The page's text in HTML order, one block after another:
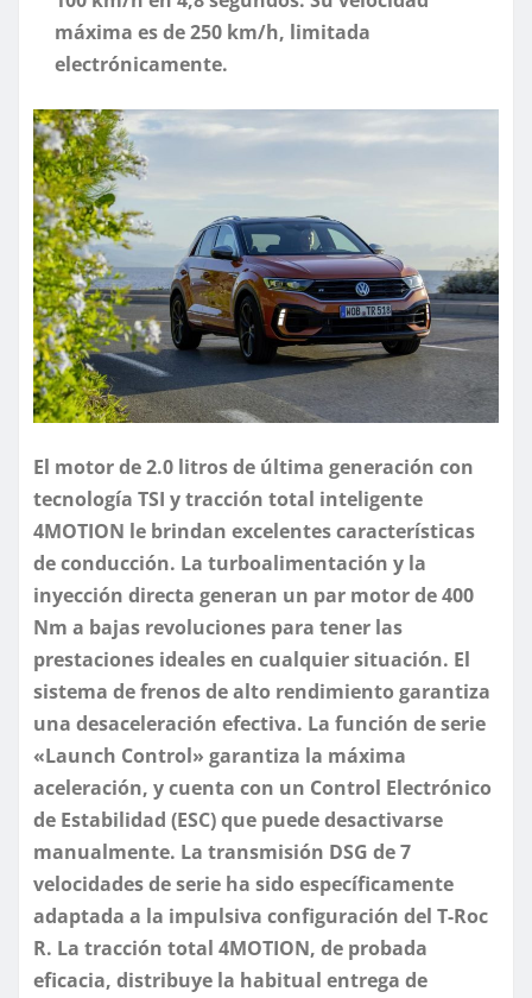
máxima es de 250 km/h, limitada
electrónicamente.
El motor de 2.0 litros de última generación con
tecnología TSI y tracción total inteligente
4MOTION le brindan excelentes características
de conducción. La turboalimentación y la
inyección directa generan un par motor de 400
Nm a bajas revoluciones para tener las
prestaciones ideales en cualquier situación. El
sistema de frenos de alto rendimiento garantiza
una desaceleración efectiva. La función de serie
«Launch Control» garantiza la máxima
aceleración, y cuenta con un Control Electrónico
de Estabilidad (ESC) que puede desactivarse
manualmente. La transmisión DSG de 7
velocidades de serie ha sido específicamente
adaptada a la impulsiva configuración del T-Roc
R. La tracción total 4MOTION, de probada
eficacia, distribuye la habitual entrega de